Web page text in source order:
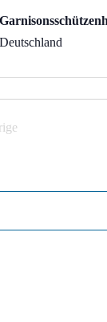
Deutschland